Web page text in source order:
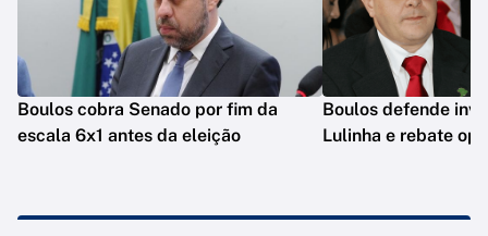
Boulos cobra Senado por fim da
escala 6x1 antes da eleição
Boulos defende
Lulinha e rebate